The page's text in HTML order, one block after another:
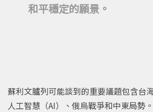
和平穩定的願景。
蘇利文臚列可能談到的重要議題包含台
人工智慧（AI）、俄烏戰爭和中東局勢